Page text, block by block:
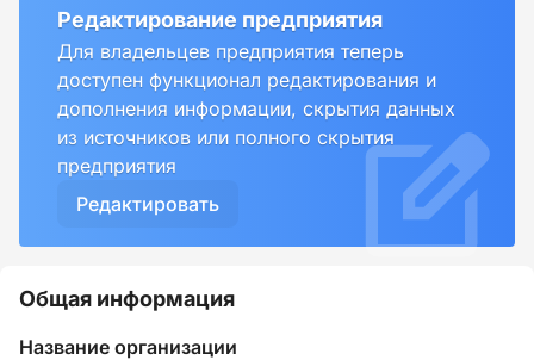
Редактирование предприятия
Для владельцев предприятия теперь
доступен функционал редактирования и
дополнения информации, скрытия данных
из источников или полного скрытия
предприятия
Редактировать
Общая информация
Название организации